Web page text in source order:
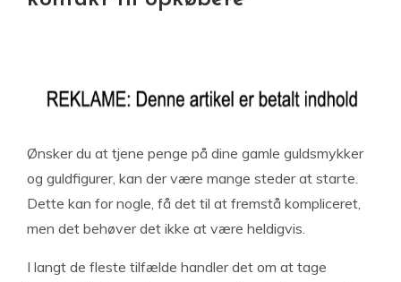
Ønsker du at tjene penge på dine gamle guldsmykker
og guldfigurer, kan der være mange steder at starte.
Dette kan for nogle, få det til at fremstå kompliceret,
men det behøver det ikke at være heldigvis.
I langt de fleste tilfælde handler det om at tage